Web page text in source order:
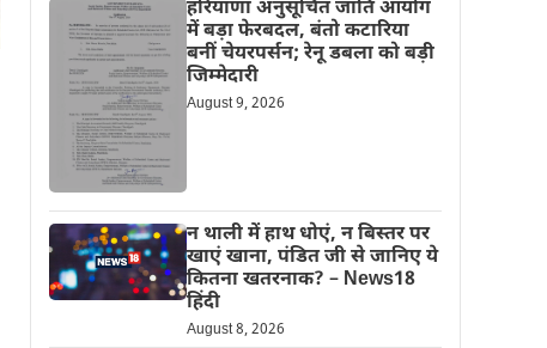
हरियाणा अनुसूचित जाति आयोग
में बड़ा फेरबदल, बंतो कटारिया
बनीं चेयरपर्सन; रेनू डबला को बड़ी
जिम्मेदारी
August 9, 2026
न थाली में हाथ धोएं, न बिस्तर पर
खाएं खाना, पंडित जी से जानिए ये
कितना खतरनाक? – News18
हिंदी
August 8, 2026